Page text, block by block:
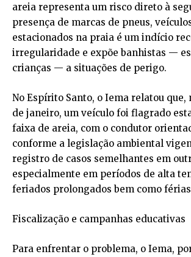
areia representa um risco direto à
presença de marcas de pneus,
estacionados na praia é um indício
irregularidade e expõe banhistas —
crianças — a situações de perigo.
No Espírito Santo, o Iema relatou que,
de janeiro, um veículo foi flagrado
faixa de areia, com o condutor
conforme a legislação ambiental
registro de casos semelhantes em
especialmente em períodos de alta
feriados prolongados bem como
Fiscalização e campanhas educativas
Para enfrentar o problema, o Iema,